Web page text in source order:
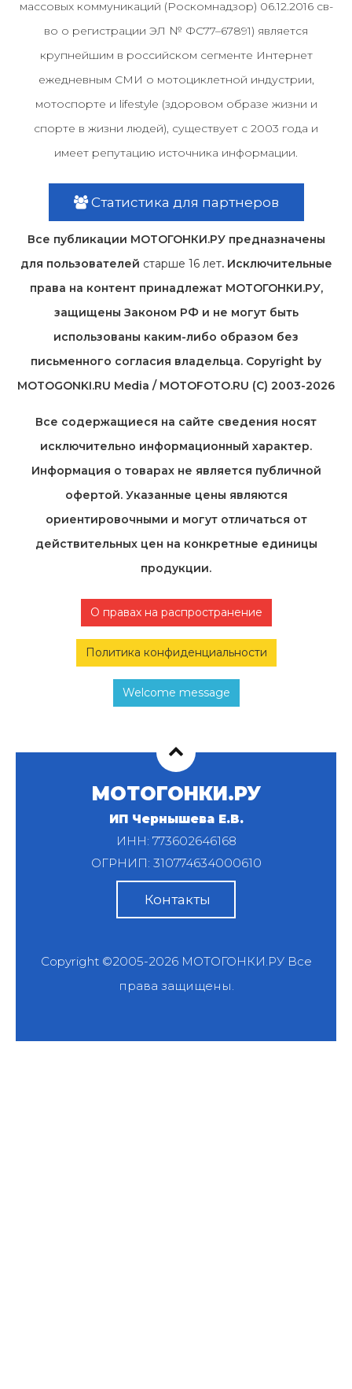
массовых коммуникаций (Роскомнадзор) 06.12.2016 св-
во о регистрации ЭЛ № ФС77–67891) является
крупнейшим в российском сегменте Интернет
ежедневным СМИ о мотоциклетной индустрии,
мотоспорте и lifestyle (здоровом образе жизни и
спорте в жизни людей), существует с 2003 года и
имеет репутацию источника информации.
Статистика для партнеров
Все публикации МОТОГОНКИ.РУ предназначены
для пользователей старше 16 лет. Исключительные
права на контент принадлежат МОТОГОНКИ.РУ,
защищены Законом РФ и не могут быть
использованы каким-либо образом без
письменного согласия владельца. Copyright by
MOTOGONKI.RU Media / MOTOFOTO.RU (C) 2003-2026
Все содержащиеся на cайте сведения носят
исключительно информационный характер.
Информация о товарах не является публичной
офертой. Указанные цены являются
ориентировочными и могут отличаться от
действительных цен на конкретные единицы
продукции.
О правах на распространение
Политика конфиденциальности
Welcome message
МОТОГОНКИ.РУ
ИП Чернышева Е.В.
ИНН: 773602646168
ОГРНИП: 310774634000610
Контакты
Copyright ©2005-2026 МОТОГОНКИ.РУВсе
права защищены.